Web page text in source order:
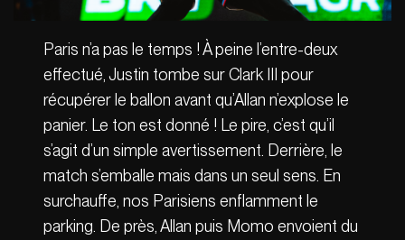
Paris n’a pas le temps ! À peine l’entre-deux
effectué, Justin tombe sur Clark III pour
récupérer le ballon avant qu’Allan n’explose le
panier. Le ton est donné ! Le pire, c’est qu’il
s’agit d’un simple avertissement. Derrière, le
match s’emballe mais dans un seul sens. En
surchauffe, nos Parisiens enflamment le
parking. De près, Allan puis Momo envoient du